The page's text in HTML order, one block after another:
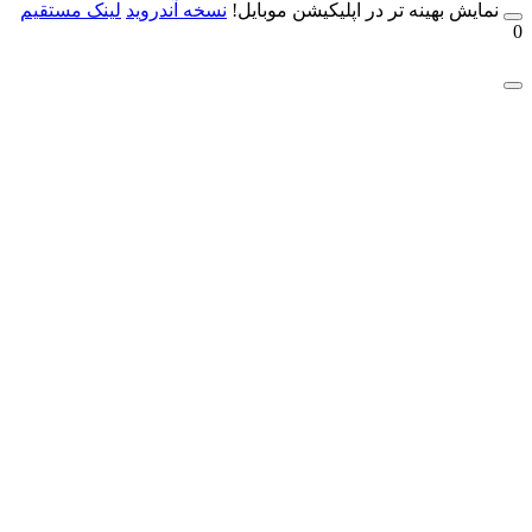
بهینه تر در اپلیکیشن موبایل!نسخه آندروید لینک مستقیم